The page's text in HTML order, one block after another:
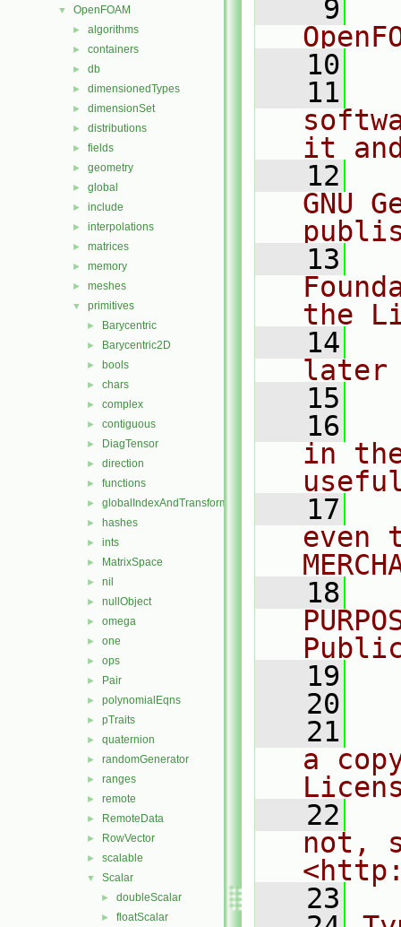
▼ OpenFOAM
► algorithms
► containers
► db
► dimensionedTypes
► dimensionSet
► distributions
► fields
► geometry
► global
► include
► interpolations
► matrices
► memory
► meshes
▼ primitives
► Barycentric
► Barycentric2D
► bools
► chars
► complex
► contiguous
► DiagTensor
► direction
► functions
► globalIndexAndTransform
► hashes
► ints
► MatrixSpace
► nil
► nullObject
► omega
► one
► ops
► Pair
► polynomialEqns
► pTraits
► quaternion
► randomGenerator
► ranges
► remote
► RemoteData
► RowVector
► scalable
▼ Scalar
► doubleScalar
► floatScalar
    9
   10
   11
it
   12
GNU
   13
the
   14
later
   15
   16
in
   17
even
   18
   19
   20
   21
a
   22
not,
   23